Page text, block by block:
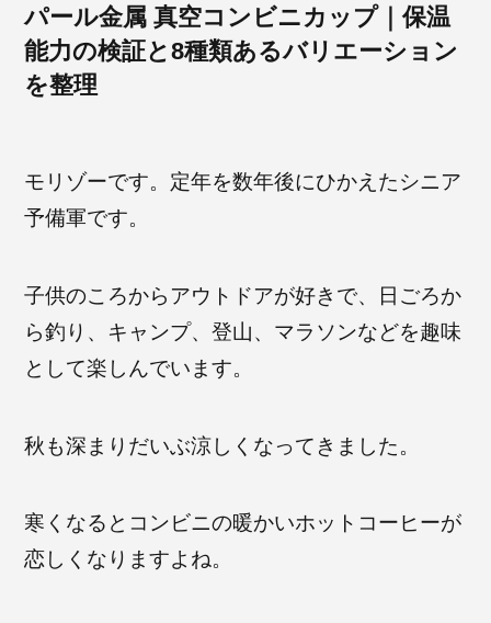
パール金属 真空コンビニカップ｜保温
能力の検証と8種類あるバリエーション
を整理
モリゾーです。定年を数年後にひかえたシニア
予備軍です。
子供のころからアウトドアが好きで、日ごろか
ら釣り、キャンプ、登山、マラソンなどを趣味
として楽しんでいます。
秋も深まりだいぶ涼しくなってきました。
寒くなるとコンビニの暖かいホットコーヒーが
恋しくなりますよね。